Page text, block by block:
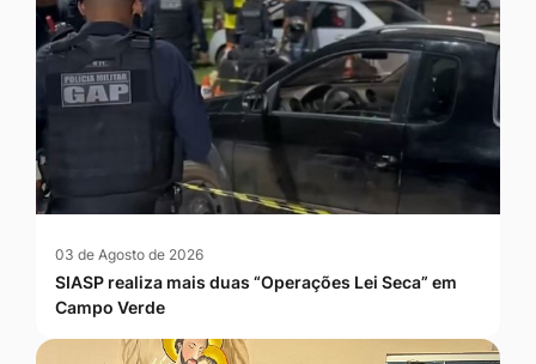
03 de Agosto de 2026
SIASP realiza mais duas “Operações Lei Seca” em
Campo Verde